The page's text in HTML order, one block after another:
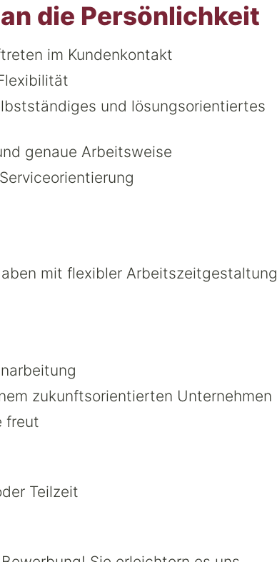
die Persönlichkeit
im Kundenkontakt
und lösungsorientiertes
genaue Arbeitsweise
mit flexibler Arbeitszeitgestaltung
zukunftsorientierten Unternehmen
freut
Teilzeit